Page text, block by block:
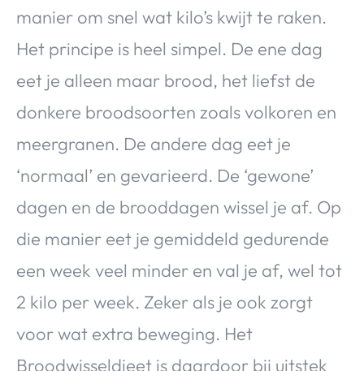
manier om snel wat kilo’s kwijt te raken.
Het principe is heel simpel. De ene dag
eet je alleen maar brood, het liefst de
donkere broodsoorten zoals volkoren en
meergranen. De andere dag eet je
‘normaal’ en gevarieerd. De ‘gewone’
dagen en de brooddagen wissel je af. Op
die manier eet je gemiddeld gedurende
een week veel minder en val je af, wel tot
2 kilo per week. Zeker als je ook zorgt
voor wat extra beweging. Het
Broodwisseldieet is daardoor bij uitstek